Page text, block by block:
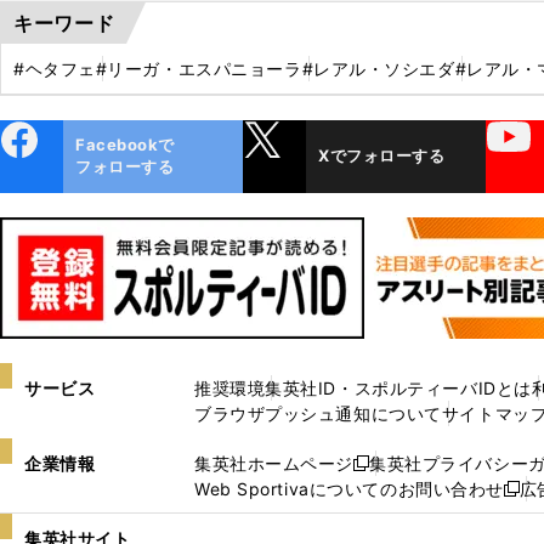
キーワード
#ヘタフェ #リーガ・エスパニョーラ#レアル・ソシエダ#レアル・
ok
Facebookで
フォローする
Xでフォローする
YouTube
サービス 推奨環境集英社ID・スポルティーバIDとは
ブラウザプッシュ通知についてサイトマッ
企業情報 集英社ホームページ
新
し
い
集英社プライバシー
Web Sportivaについてのお問い合わせ
新
し
広
集英社サイト